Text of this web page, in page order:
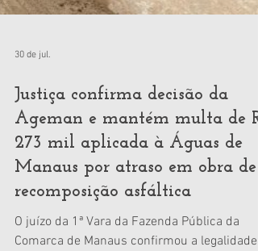
Justiça confirma decisão da